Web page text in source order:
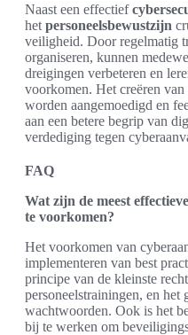
Naast een effectief
het personeelsbewustzijn
veiligheid. Door regelmatig
organiseren, kunnen
dreigingen verbeteren en
voorkomen. Het creëren
worden aangemoedigd en
aan een betere begrip van
verdediging tegen
FAQ
Wat zijn de meest
te voorkomen?
Het voorkomen van
implementeren van best
principe van de kleinste
personeelstrainingen, en het
wachtwoorden. Ook is het
bij te werken om